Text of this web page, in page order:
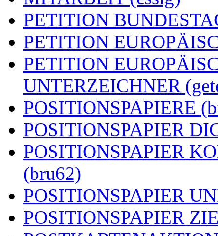
PETITION
PETITION
PETITION
UNTERZEICHNER
POSITIONSPAPIERE
POSITIONSPAPIER
POSITIONSPAPIER
(bru62)
POSITIONSPAPIER
POSITIONSPAPIER